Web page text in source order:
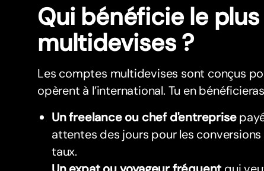
Qui bénéficie le
multidevises ?
Les comptes multidevises sont conçus
opèrent à l’international. Tu en
Un freelance ou chef d'entreprise
attentes des jours pour les
taux.